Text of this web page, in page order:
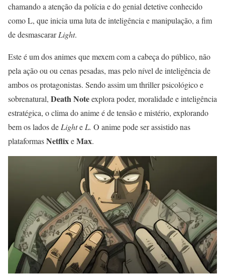
chamando a atenção da polícia e do genial detetive conhecido
como L, que inicia uma luta de inteligência e manipulação, a fim
de desmascararLight.
Este é um dos animes que mexem com a cabeça do público, não
pela ação ou ou cenas pesadas, mas pelo nível de inteligência de
ambos os protagonistas. Sendo assim um thriller psicológico e
sobrenatural, Death Noteexplora poder, moralidade e inteligência
estratégica, o clima do anime é de tensão e mistério, explorando
bem os lados de Lighte L. O anime pode ser assistido nas
plataformasNetflixeMax.